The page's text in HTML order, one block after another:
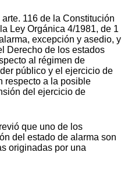
116 de la Constitución
Ley Orgánica 4/1981, de 1
excepción y asedio, y
Derecho de los estados
al régimen de
público y el ejercicio de
respecto a la posible
del ejercicio de
que uno de los
del estado de alarma son
originadas por una